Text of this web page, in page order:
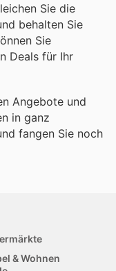
Sie die
behalten Sie
Sie
Deals für Ihr
Angebote und
in ganz
fangen Sie noch
& Wohnen